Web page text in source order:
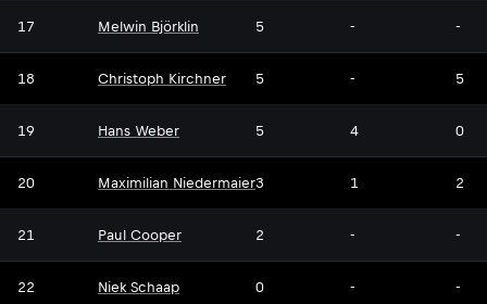
17 Melwin Björklin 5 - -
18 Christoph Kirchner 5 - 5
19 Hans Weber 5 4 0
20 Maximilian Niedermaier3 1 2
21 Paul Cooper 2 - -
22 Niek Schaap 0 - -